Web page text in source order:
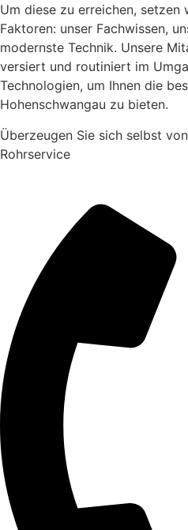
Um diese zu erreichen,
Faktoren: unser Fachwissen,
modernste Technik. Unsere
versiert und routiniert im
Technologien, um Ihnen die
Hohenschwangau zu bieten.
Überzeugen Sie sich selbst
Rohrservice